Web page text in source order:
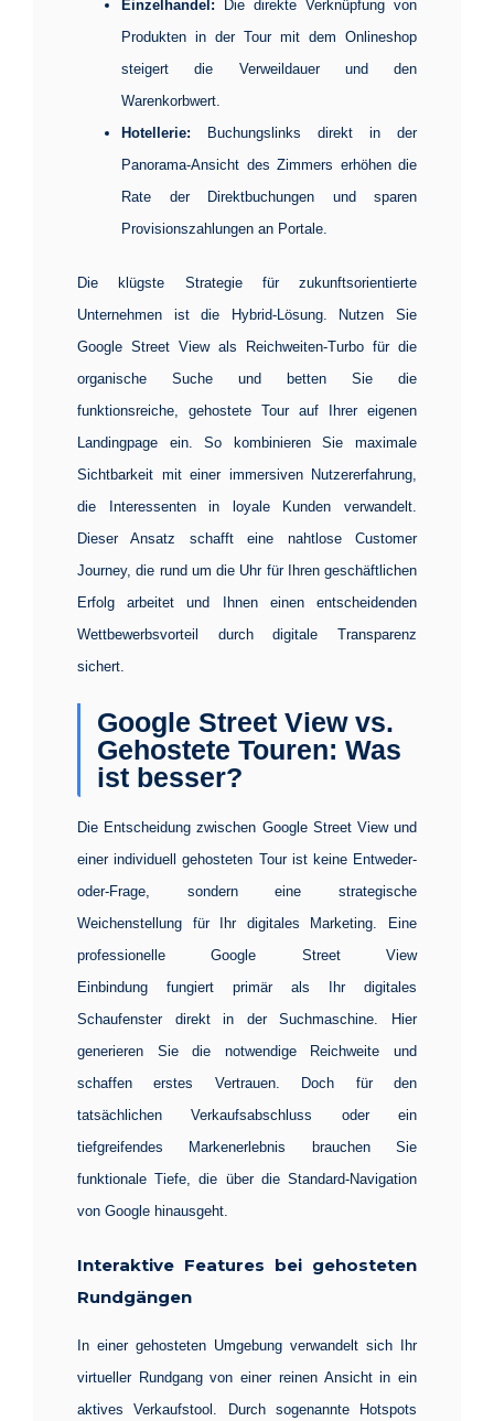
Einzelhandel: Die direkte Verknüpfung von
Produkten in der Tour mit dem Onlineshop
steigert die Verweildauer und den
Warenkorbwert.
Hotellerie: Buchungslinks direkt in der
Panorama-Ansicht des Zimmers erhöhen die
Rate der Direktbuchungen und sparen
Provisionszahlungen an Portale.
Die klügste Strategie für zukunftsorientierte
Unternehmen ist die Hybrid-Lösung. Nutzen Sie
Google Street View als Reichweiten-Turbo für die
organische Suche und betten Sie die
funktionsreiche, gehostete Tour auf Ihrer eigenen
Landingpage ein. So kombinieren Sie maximale
Sichtbarkeit mit einer immersiven Nutzererfahrung,
die Interessenten in loyale Kunden verwandelt.
Dieser Ansatz schafft eine nahtlose Customer
Journey, die rund um die Uhr für Ihren geschäftlichen
Erfolg arbeitet und Ihnen einen entscheidenden
Wettbewerbsvorteil durch digitale Transparenz
sichert.
Google Street View vs.
Gehostete Touren: Was
ist besser?
Die Entscheidung zwischen Google Street View und
einer individuell gehosteten Tour ist keine Entweder-
oder-Frage, sondern eine strategische
Weichenstellung für Ihr digitales Marketing. Eine
professionelleGoogle Street View
Einbindung fungiert primär als Ihr digitales
Schaufenster direkt in der Suchmaschine. Hier
generieren Sie die notwendige Reichweite und
schaffen erstes Vertrauen. Doch für den
tatsächlichen Verkaufsabschluss oder ein
tiefgreifendes Markenerlebnis brauchen Sie
funktionale Tiefe, die über die Standard-Navigation
von Google hinausgeht.
Interaktive Features bei gehosteten
Rundgängen
In einer gehosteten Umgebung verwandelt sich Ihr
virtueller Rundgang von einer reinen Ansicht in ein
aktives Verkaufstool. Durch sogenannte Hotspots